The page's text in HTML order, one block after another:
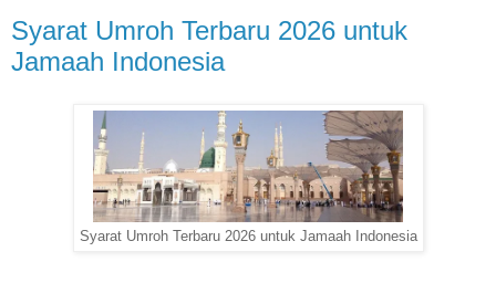
Syarat Umroh Terbaru 2026 untuk
Jamaah Indonesia
Syarat Umroh Terbaru 2026 untuk Jamaah Indonesia